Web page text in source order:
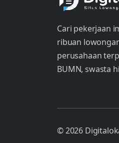
Cari pekerjaan
ribuan
perusahaan
BUMN, swasta
© 2026